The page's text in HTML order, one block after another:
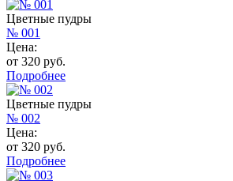
Цветные пудры
№ 001
Цена:
от 320 руб.
Подробнее
Цветные пудры
№ 002
Цена:
от 320 руб.
Подробнее